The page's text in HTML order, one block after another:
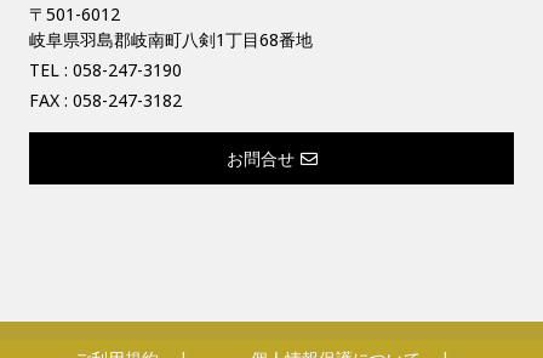
〒501-6012
岐阜県羽島郡岐南町八剣1丁目68番地
TEL : 058-247-3190
FAX : 058-247-3182
お問合せ